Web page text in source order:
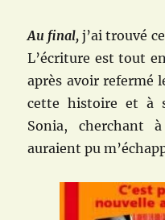
Au final, j’ai trouvé
L’écriture est tout
après avoir refermé
cette histoire et à
Sonia, cherchant
auraient pu